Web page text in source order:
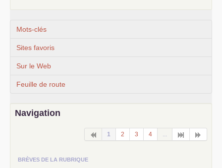
Mots-clés
Sites favoris
Sur le Web
Feuille de route
Navigation
1 2 3 4 ...
BRÈVES DE LA RUBRIQUE